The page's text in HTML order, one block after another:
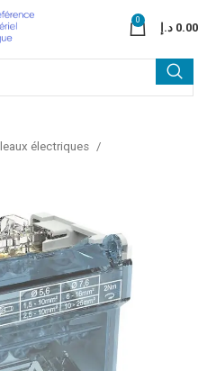
0
0.00 د.إ
électriques